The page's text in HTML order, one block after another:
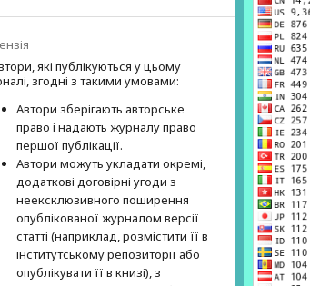
які публікуються у цьому
згодні з такими умовами:
Автори зберігають авторське
право і надають журналу право
першої публі­кації.
Автори можуть укладати окремі,
додат­кові договірні угоди з
неексклюзив­ного поширення
опублікованої журналом версії
статті (наприклад, розмістити її в
інститутському репозиторії або
опубліку­вати її в книзі), з